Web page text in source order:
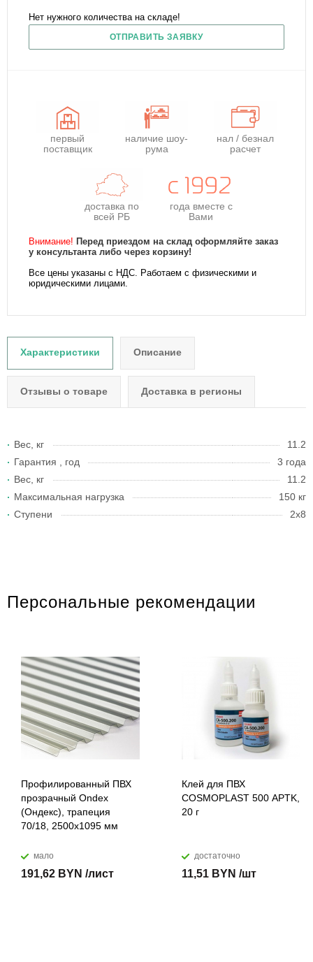
Нет нужного количества на складе!
ОТПРАВИТЬ ЗАЯВКУ
первый
поставщик
наличие шоу-
рума
нал / безнал
расчет
доставка по
всей РБ
года вместе с
Вами
Внимание! Перед приездом на склад оформляйте заказ
у консультанта либо через корзину!
Все цены указаны с НДС. Работаем с физическими и
юридическими лицами.
Характеристики Описание
Отзывы о товаре Доставка в регионы
Вес, кг
11.2
Гарантия , год
3 года
Вес, кг
11.2
Максимальная нагрузка
150 кг
Ступени
2х8
Персональные рекомендации
Профилированный ПВХ
прозрачный Ondex
(Ондекс), трапеция
70/18, 2500х1095 мм
мало
191,62 BYN /лист
Клей для ПВХ
COSMOPLAST 500 APTK,
20 г
достаточно
11,51 BYN /шт